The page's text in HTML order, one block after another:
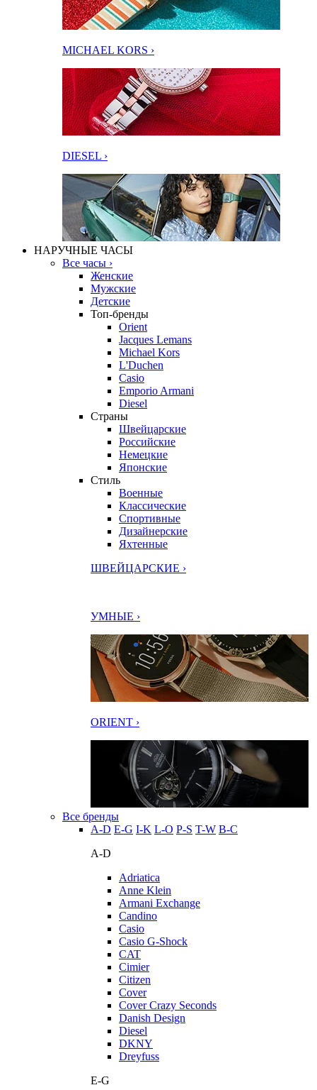
MICHAEL KORS ›
DIESEL ›
НАРУЧНЫЕ ЧАСЫ
Все часы ›
Женские
Мужские
Детские
Топ-бренды
Orient
Jacques Lemans
Michael Kors
L'Duchen
Casio
Emporio Armani
Diesel
Страны
Швейцарские
Российские
Немецкие
Японские
Стиль
Военные
Классические
Спортивные
Дизайнерские
Яхтенные
ШВЕЙЦАРСКИЕ ›
УМНЫЕ ›
ORIENT ›
Все бренды
A-D E-G I-K L-O P-S T-W В-С
A-D
Adriatica
Anne Klein
Armani Exchange
Candino
Casio
Casio G-Shock
CAT
Cimier
Citizen
Cover
Cover Crazy Seconds
Danish Design
Diesel
DKNY
Dreyfuss
E-G